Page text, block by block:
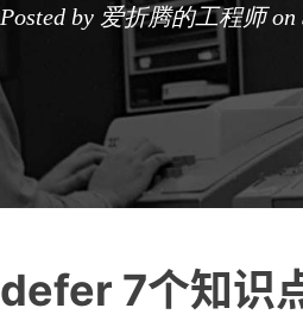
Posted by 爱折腾的工程师 on
defer 7个知识